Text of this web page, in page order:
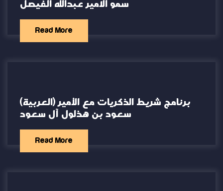
سمو الامير عبدالله الفيصل
Read More
(العربية) برنامج شريط الذكريات مع الأمير
سعود بن هذلول آل سعود
Read More